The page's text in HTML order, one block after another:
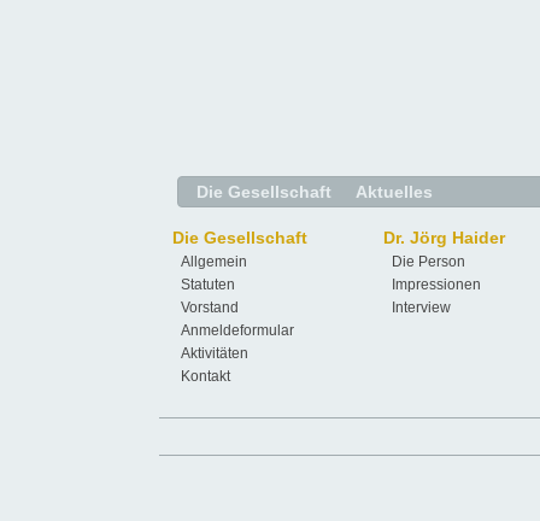
Die Gesellschaft Aktuelles
Die Gesellschaft
Allgemein
Statuten
Vorstand
Anmeldeformular
Aktivitäten
Kontakt
Dr. Jörg Haider
Die Person
Impressionen
Interview